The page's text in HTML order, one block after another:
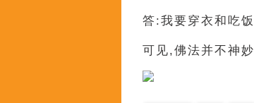
答:我要穿衣和吃饭
可见,佛法并不神